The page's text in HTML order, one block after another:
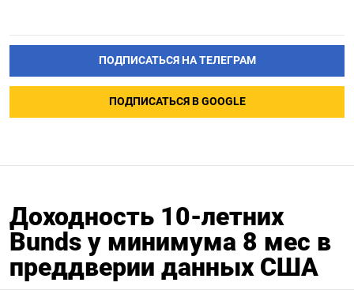
ПОДПИСАТЬСЯ НА ТЕЛЕГРАМ
ПОДПИСАТЬСЯ В GOOGLE
Доходность 10-летних
Bunds у минимума 8 мес в
преддверии данных США